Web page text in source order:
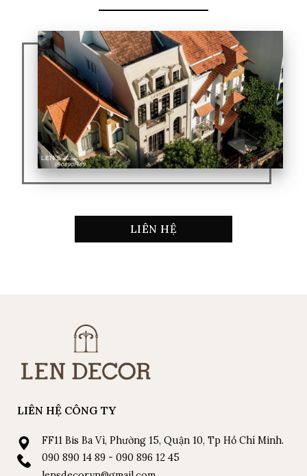
LIÊN HỆ
LIÊN HỆ CÔNG TY
FF11 Bis Ba Vì, Phường 15, Quận 10, Tp Hồ Chí Minh.
090 890 14 89 - 090 896 12 45